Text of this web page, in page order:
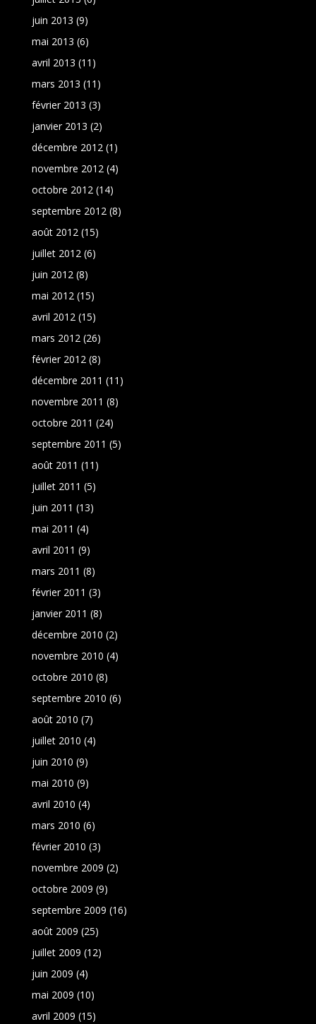
juin 2013 (9)
mai 2013 (6)
avril 2013 (11)
mars 2013 (11)
février 2013 (3)
janvier 2013 (2)
décembre 2012(1)
novembre 2012(4)
octobre 2012(14)
septembre 2012(8)
août 2012(15)
juillet 2012(6)
juin 2012(8)
mai 2012(15)
avril 2012(15)
mars 2012(26)
février 2012(8)
décembre 2011 (11)
novembre 2011 (8)
octobre 2011 (24)
septembre 2011 (5)
août 2011 (11)
juillet 2011 (5)
juin 2011 (13)
mai 2011 (4)
avril 2011 (9)
mars 2011 (8)
février 2011 (3)
janvier 2011 (8)
décembre 2010 (2)
novembre 2010 (4)
octobre 2010 (8)
septembre 2010 (6)
août 2010 (7)
juillet 2010 (4)
juin 2010 (9)
mai 2010 (9)
avril 2010 (4)
mars 2010 (6)
février 2010 (3)
novembre 2009 (2)
octobre 2009 (9)
septembre 2009 (16)
août 2009 (25)
juillet 2009 (12)
juin 2009 (4)
mai 2009 (10)
avril 2009 (15)